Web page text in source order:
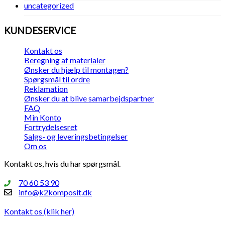
uncategorized
KUNDESERVICE
Kontakt os
Beregning af materialer
Ønsker du hjælp til montagen?
Spørgsmål til ordre
Reklamation
Ønsker du at blive samarbejdspartner
FAQ
Min Konto
Fortrydelsesret
Salgs- og leveringsbetingelser
Om os
Kontakt os, hvis du har spørgsmål.
70 60 53 90
info@k2komposit.dk
Kontakt os (klik her)